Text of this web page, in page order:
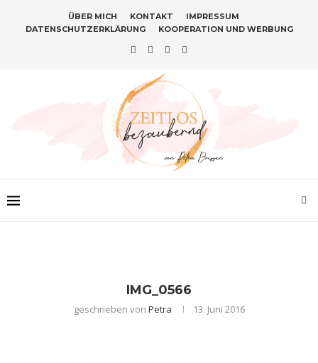
ÜBER MICH KONTAKT
IMPRESSUM
DATENSCHUTZERKLÄRUNG
KOOPERATION UND WERBUNG
IMG_0566
geschrieben von Petra 13. Juni 2016